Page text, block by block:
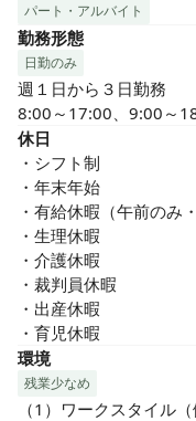
パート・アルバイト
勤務形態
日勤のみ
週１日から３日勤務
8:00～17:00、9:00～
休日
・シフト制
・年末年始
・有給休暇（午前のみ
・生理休暇
・介護休暇
・裁判員休暇
・出産休暇
・育児休暇
環境
残業少なめ
（1）ワークスタイル（